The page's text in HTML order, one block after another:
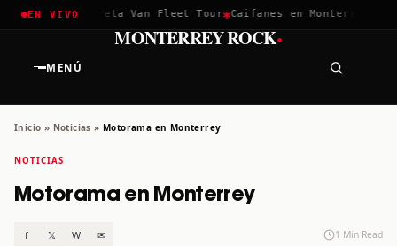
EN VIVO
2026✱Greta Van Fleet Tour✱Caifanes en Monterrey · 12
MENÚ
MONTERREY ROCK·
Inicio » Noticias » Motorama en Monterrey
NOTICIAS
Motorama en Monterrey
f 𝕏 W ✉ 1 Min Read